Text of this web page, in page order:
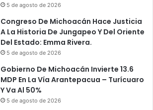
5 de agosto de 2026
Congreso De Michoacán Hace Justicia
A La Historia De Jungapeo Y Del Oriente
Del Estado: Emma Rivera.
5 de agosto de 2026
Gobierno De Michoacán Invierte 13.6
MDP En La Vía Arantepacua – Turícuaro
Y Va Al 50%
5 de agosto de 2026